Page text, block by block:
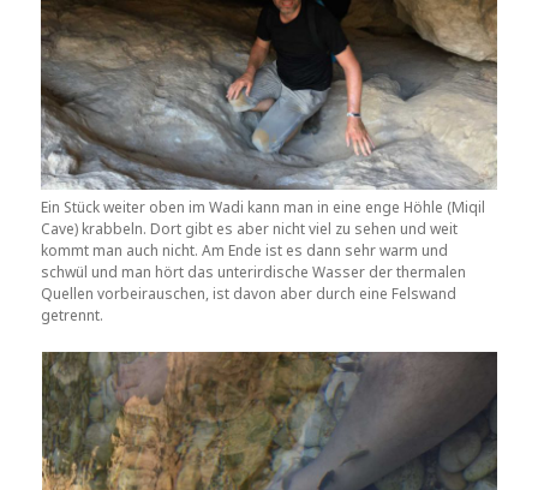
Ein Stück weiter oben im Wadi kann man in eine enge Höhle (Miqil
Cave) krabbeln. Dort gibt es aber nicht viel zu sehen und weit
kommt man auch nicht. Am Ende ist es dann sehr warm und
schwül und man hört das unterirdische Wasser der thermalen
Quellen vorbeirauschen, ist davon aber durch eine Felswand
getrennt.